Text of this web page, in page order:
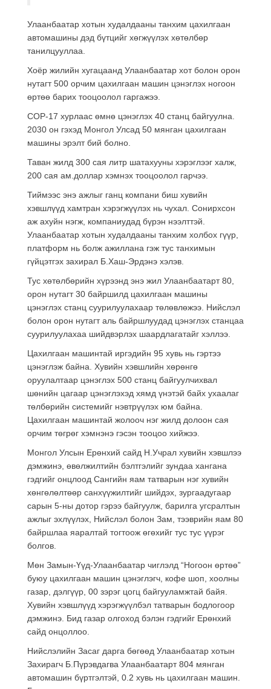
Улаанбаатар хотын худалдааны танхим цахилгаан
автомашины дэд бүтцийг хөгжүүлэх хөтөлбөр
танилцууллаа.
Хоёр жилийн хугацаанд Улаанбаатар хот болон орон
нутагт 500 орчим цахилгаан машин цэнэглэх ногоон
өртөө барих тооцоолол гаргажээ.
COP-17 хурлаас өмнө цэнэглэх 40 станц байгуулна.
2030 он гэхэд Монгол Улсад 50 мянган цахилгаан
машины эрэлт бий болно.
Таван жилд 300 сая литр шатахууны хэрэглээг халж,
200 сая ам.доллар хэмнэх тооцоолол гарчээ.
Тиймээс энэ ажлыг ганц компани биш хувийн
хэвшлүүд хамтран хэрэгжүүлэх нь чухал. Сонирхсон
аж ахуйн нэгж, компаниудад бүрэн нээлттэй.
Улаанбаатар хотын худалдааны танхим холбох гүүр,
платформ нь болж ажиллана гэж тус танхимын
гүйцэтгэх захирал Б.Хаш-Эрдэнэ хэлэв.
Тус хөтөлбөрийн хүрээнд энэ жил Улаанбаатарт 80,
орон нутагт 30 байршилд цахилгаан машины
цэнэглэх станц суурилуулахаар төлөвлөжээ. Нийслэл
болон орон нутагт аль байршлуудад цэнэглэх станцаа
суурилуулахаа шийдвэрлэх шаардлагатайг хэллээ.
Цахилгаан машинтай иргэдийн 95 хувь нь гэртээ
цэнэглэж байна. Хувийн хэвшлийн хөрөнгө
оруулалтаар цэнэглэх 500 станц байгуулчихвал
шөнийн цагаар цэнэглэхэд хямд үнэтэй байх ухаалаг
төлбөрийн системийг нэвтрүүлэх юм байна.
Цахилгаан машинтай жолооч нэг жилд долоон сая
орчим төгрөг хэмнэнэ гэсэн тооцоо хийжээ.
Монгол Улсын Ерөнхий сайд Н.Учрал хувийн хэвшлээ
дэмжинэ, өвөлжилтийн бэлтгэлийг зундаа хангана
гэдгийг онцлоод Сангийн яам татварын нэг хувийн
хөнгөлөлтөөр санхүүжилтийг шийдэх, зургаадугаар
сарын 5-ны дотор гэрээ байгуулж, барилга угсралтын
ажлыг эхлүүлэх, Нийслэл болон Зам, тээврийн яам 80
байршлаа яаралтай тогтоож өгөхийг тус тус үүрэг
болгов.
Мөн Замын-Үүд-Улаанбаатар чиглэлд “Ногоон өртөө”
буюу цахилгаан машин цэнэглэгч, кофе шоп, хоолны
газар, дэлгүүр, 00 зэрэг цогц байгууламжтай байя.
Хувийн хэвшлүүд хэрэгжүүлбэл татварын бодлогоор
дэмжинэ. Бид газар олгоход бэлэн гэдгийг Ерөнхий
сайд онцоллоо.
Нийслэлийн Засаг дарга бөгөөд Улаанбаатар хотын
Захирагч Б.Пүрэвдагва Улаанбаатарт 804 мянган
автомашин бүртгэлтэй, 0.2 хувь нь цахилгаан машин.